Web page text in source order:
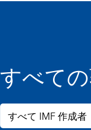
すべて
すべて IMF 作成者